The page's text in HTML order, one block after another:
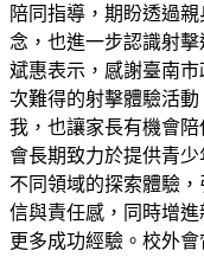
陪同指導，期盼透過
念，也進一步認識射
斌惠表示，感謝臺南
次難得的射擊體驗活
我，也讓家長有機會
會長期致力於提供青
不同領域的探索體驗
信與責任感，同時增
更多成功經驗。校外